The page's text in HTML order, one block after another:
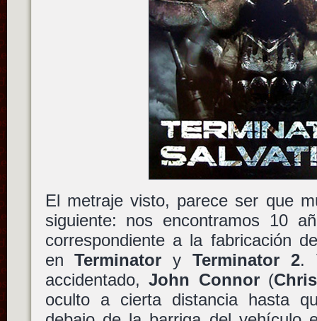
El metraje visto, parece ser que
siguiente: nos encontramos 10
correspondiente a la fabricación
enTerminator yTerminator 2.
accidentado,John Connor(
oculto a cierta distancia hasta